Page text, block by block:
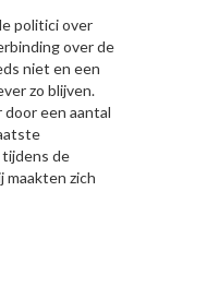
politici over
over de
niet en een
zo blijven.
een aantal
de
maakten zich